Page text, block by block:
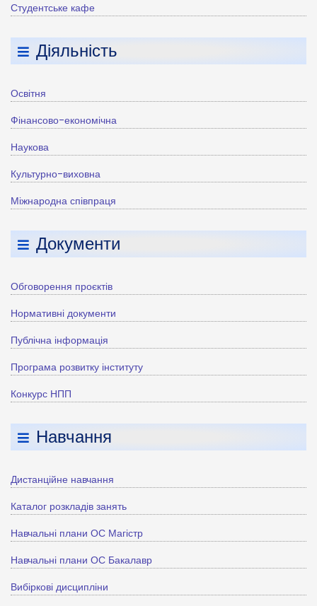
Студентське кафе
Діяльність
Освітня
Фінансово-економічна
Наукова
Культурно-виховна
Міжнародна співпраця
Документи
Обговорення проєктів
Нормативні документи
Публічна інформація
Програма розвитку інституту
Конкурс НПП
Навчання
Дистанційне навчання
Каталог розкладів занять
Навчальні плани ОС Магістр
Навчальні плани ОС Бакалавр
Вибіркові дисципліни